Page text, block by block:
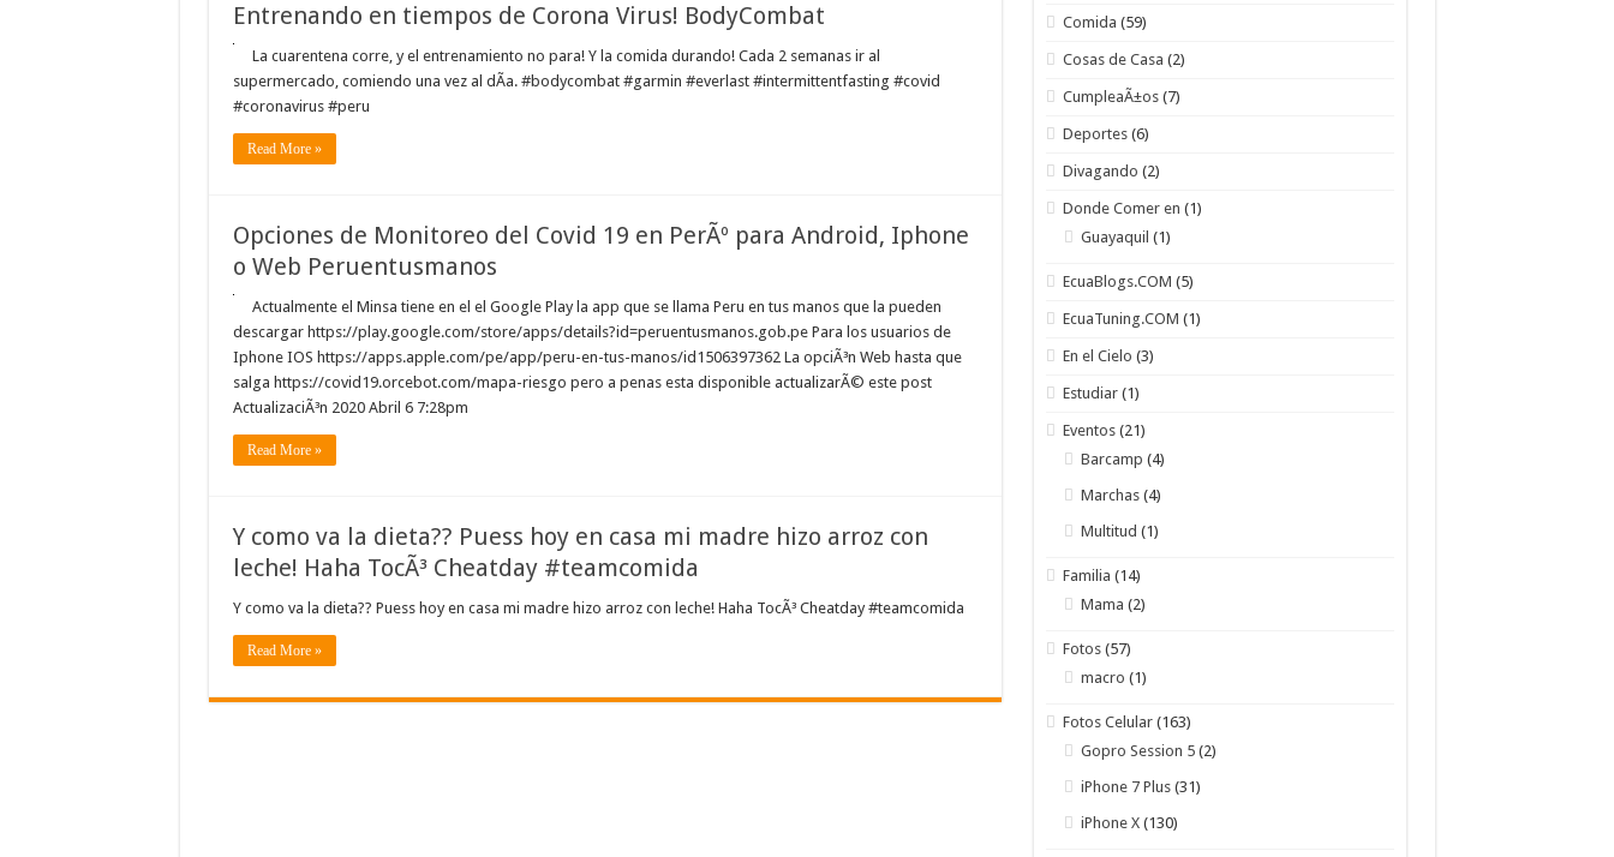
Entrenando en tiempos de Corona Virus! BodyCombat
La cuarentena corre, y el entrenamiento no para! Y la comida durando! Cada 2 semanas ir al
supermercado, comiendo una vez al dÃ­a. #bodycombat #garmin #everlast #intermittentfasting #covid
#coronavirus #peru
Read More »
Opciones de Monitoreo del Covid 19 en PerÃº para Android, Iphone
o Web Peruentusmanos
Actualmente el Minsa tiene en el el Google Play la app que se llama Peru en tus manos que la pueden
descargar https://play.google.com/store/apps/details?id=peruentusmanos.gob.pe Para los usuarios de
Iphone IOS https://apps.apple.com/pe/app/peru-en-tus-manos/id1506397362 La opciÃ³n Web hasta que
salga https://covid19.orcebot.com/mapa-riesgo pero a penas esta disponible actualizarÃ© este post
ActualizaciÃ³n 2020 Abril 6 7:28pm
Read More »
Y como va la dieta?? Puess hoy en casa mi madre hizo arroz con
leche! Haha TocÃ³ Cheatday #teamcomida
Y como va la dieta?? Puess hoy en casa mi madre hizo arroz con leche! Haha TocÃ³ Cheatday #teamcomida
Read More »
Comida (59)
Cosas de Casa (2)
CumpleaÃ±os (7)
Deportes (6)
Divagando (2)
Donde Comer en (1)
Guayaquil (1)
EcuaBlogs.COM (5)
EcuaTuning.COM (1)
En el Cielo (3)
Estudiar (1)
Eventos (21)
Barcamp (4)
Marchas (4)
Multitud (1)
Familia (14)
Mama (2)
Fotos (57)
macro (1)
Fotos Celular (163)
Gopro Session 5 (2)
iPhone 7 Plus (31)
iPhone X (130)